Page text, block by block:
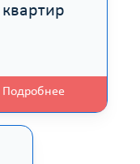
квартир
Подробнее